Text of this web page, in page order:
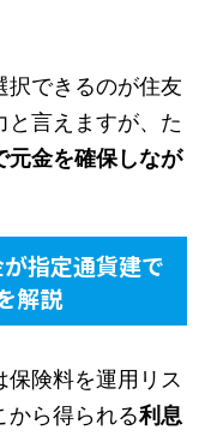
択できるのが住友
言えますが、た
元金を確保しなが
指定通貨建で
解説
険料を運用リス
から得られる利息